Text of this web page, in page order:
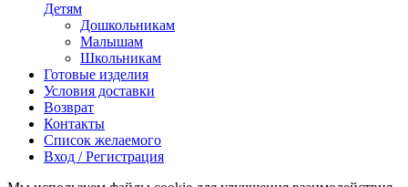
Детям
Дошкольникам
Малышам
Школьникам
Готовые изделия
Условия доставки
Возврат
Контакты
Список желаемого
Вход / Регистрация